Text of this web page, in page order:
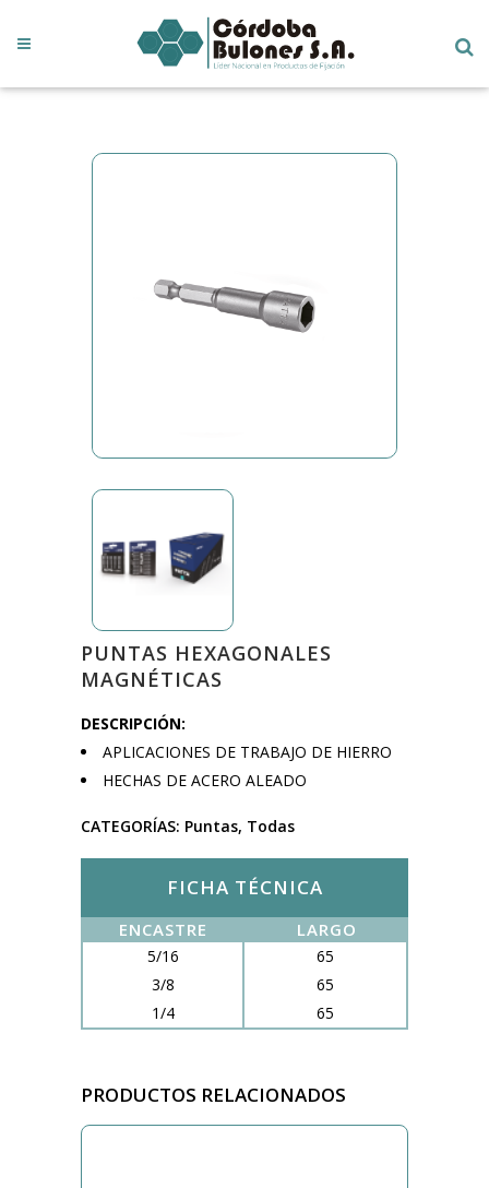
PUNTAS HEXAGONALES
MAGNÉTICAS
DESCRIPCIÓN:
APLICACIONES DE TRABAJO DE HIERRO
HECHAS DE ACERO ALEADO
CATEGORÍAS: Puntas, Todas
FICHA TÉCNICA
ENCASTRE
5/16
3/8
1/4
LARGO
65
65
65
PRODUCTOS RELACIONADOS